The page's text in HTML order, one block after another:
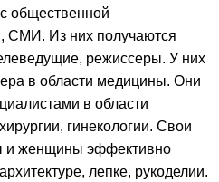
общественной
СМИ. Из них получаются
режиссеры. У них
в области медицины. Они
в области
гинекологии. Свои
и женщины эффективно
лепке, рукоделии.